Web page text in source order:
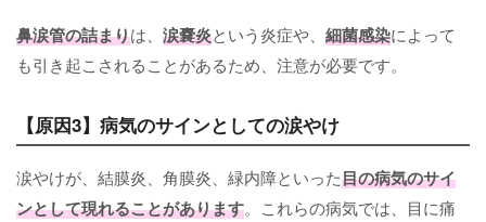
鼻涙管の詰まりは、 涙嚢炎という炎症や、 細菌感染によって
も引き起こされることがあるため、注意が必要です。
【原因3】病気のサインとしての涙やけ
涙やけが、結膜炎、角膜炎、緑内障といった目の病気のサイ
ンとして現れることがあります。これらの病気では、目に痛